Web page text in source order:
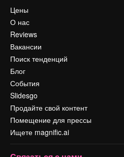
Цены
О нас
Reviews
Вакансии
Поиск тенденций
Блог
События
Slidesgo
Продайте свой контент
Помещение для прессы
Ищете magnific.ai